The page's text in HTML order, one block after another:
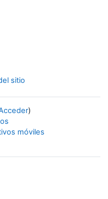
sitio
)
móviles